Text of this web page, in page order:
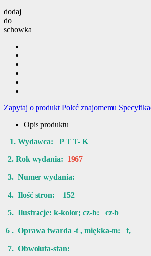
dodaj
do
schowka
Zapytaj o produkt Poleć znajomemu
Opis produktu
1. Wydawca: P T T- K
2. Rok wydania: 1967
3. Numer wydania:
4. Ilość stron: 152
5. Ilustracje: k-kolor; cz-b: cz-b
6 . Oprawa twarda -t , miękka-m: t,
7. Obwoluta-stan: